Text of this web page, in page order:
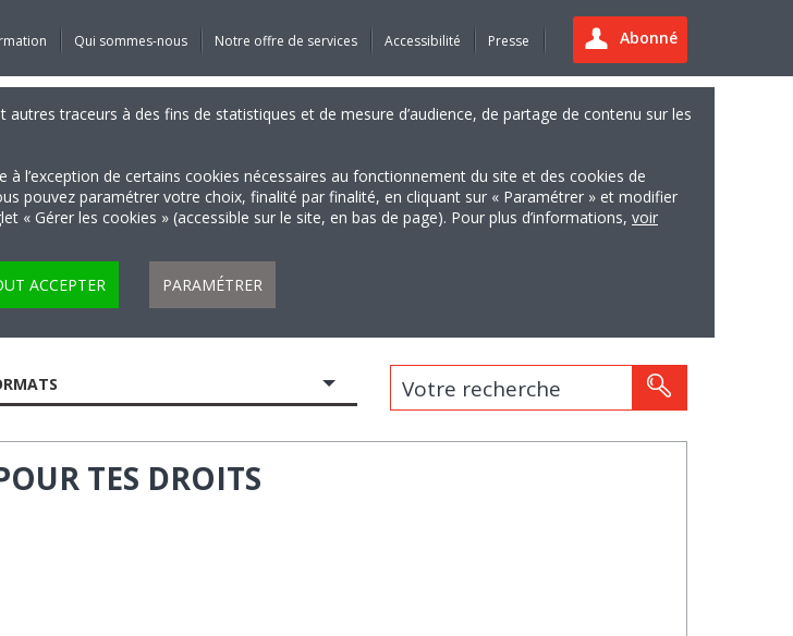
Abonné
Qui sommes-nous Notre offre de services Accessibilité Presse
traceurs à des fins de statistiques et de mesure d’audience, de partage de contenu sur les
l’exception de certains cookies nécessaires au fonctionnement du site et des cookies de
pouvez paramétrer votre choix, finalité par finalité, en cliquant sur « Paramétrer » et modifier
Gérer les cookies » (accessible sur le site, en bas de page). Pour plus d’informations, voir
ACCEPTER PARAMÉTRER
Votre recherche
TES DROITS